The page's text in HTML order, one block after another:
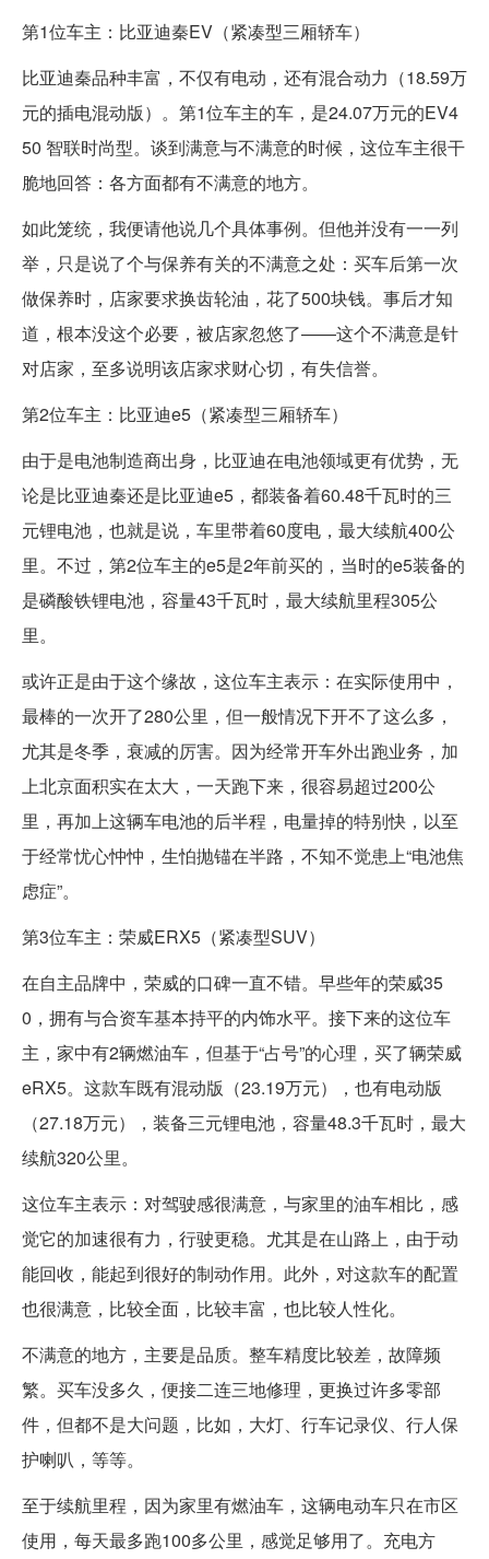
第1位车主：比亚迪秦EV（紧凑型三厢轿车）
比亚迪秦品种丰富，不仅有电动，还有混合动力（18.59万
元的插电混动版）。第1位车主的车，是24.07万元的EV4
50 智联时尚型。谈到满意与不满意的时候，这位车主很干
脆地回答：各方面都有不满意的地方。
如此笼统，我便请他说几个具体事例。但他并没有一一列
举，只是说了个与保养有关的不满意之处：买车后第一次
做保养时，店家要求换齿轮油，花了500块钱。事后才知
道，根本没这个必要，被店家忽悠了——这个不满意是针
对店家，至多说明该店家求财心切，有失信誉。
第2位车主：比亚迪e5（紧凑型三厢轿车）
由于是电池制造商出身，比亚迪在电池领域更有优势，无
论是比亚迪秦还是比亚迪e5，都装备着60.48千瓦时的三
元锂电池，也就是说，车里带着60度电，最大续航400公
里。不过，第2位车主的e5是2年前买的，当时的e5装备的
是磷酸铁锂电池，容量43千瓦时，最大续航里程305公
里。
或许正是由于这个缘故，这位车主表示：在实际使用中，
最棒的一次开了280公里，但一般情况下开不了这么多，
尤其是冬季，衰减的厉害。因为经常开车外出跑业务，加
上北京面积实在太大，一天跑下来，很容易超过200公
里，再加上这辆车电池的后半程，电量掉的特别快，以至
于经常忧心忡忡，生怕抛锚在半路，不知不觉患上“电池焦
虑症”。
第3位车主：荣威ERX5（紧凑型SUV）
在自主品牌中，荣威的口碑一直不错。早些年的荣威35
0，拥有与合资车基本持平的内饰水平。接下来的这位车
主，家中有2辆燃油车，但基于“占号”的心理，买了辆荣威
eRX5。这款车既有混动版（23.19万元），也有电动版
（27.18万元），装备三元锂电池，容量48.3千瓦时，最大
续航320公里。
这位车主表示：对驾驶感很满意，与家里的油车相比，感
觉它的加速很有力，行驶更稳。尤其是在山路上，由于动
能回收，能起到很好的制动作用。此外，对这款车的配置
也很满意，比较全面，比较丰富，也比较人性化。
不满意的地方，主要是品质。整车精度比较差，故障频
繁。买车没多久，便接二连三地修理，更换过许多零部
件，但都不是大问题，比如，大灯、行车记录仪、行人保
护喇叭，等等。
至于续航里程，因为家里有燃油车，这辆电动车只在市区
使用，每天最多跑100多公里，感觉足够用了。充电方